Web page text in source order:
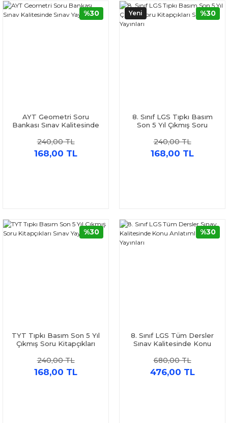
AYT Geometri Soru
Bankası Sınav Kalitesinde
240,00 TL
168,00 TL
%30 Yeni
8. Sınıf LGS Tıpkı Basım
Son 5 Yıl Çıkmış Soru
240,00 TL
168,00 TL
%30
TYT Tıpkı Basım Son 5 Yıl
Çıkmış Soru Kitapçıkları
240,00 TL
168,00 TL
%30
8. Sınıf LGS Tüm Dersler
Sınav Kalitesinde Konu
680,00 TL
476,00 TL
%30